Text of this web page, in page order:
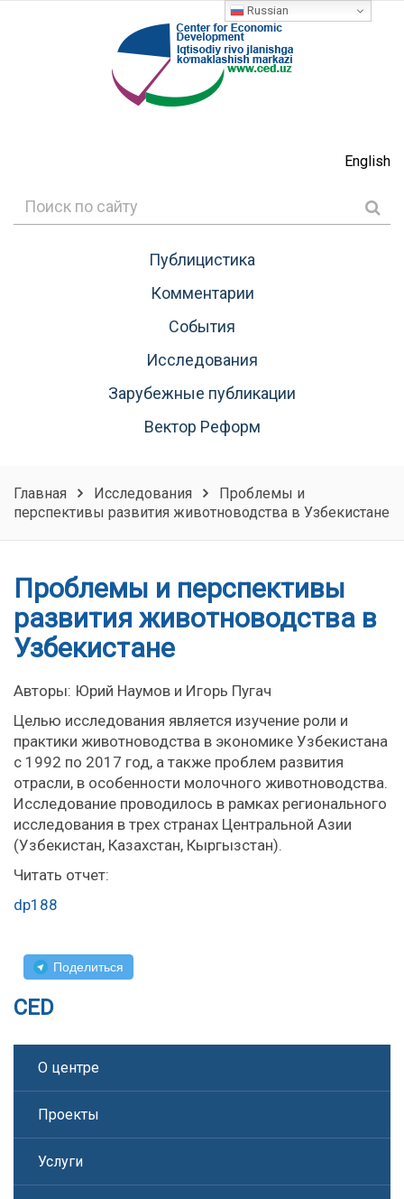
English
Публицистика
Комментарии
События
Исследования
Зарубежные публикации
Вектор Реформ
Главная Исследования
Проблемы и
перспективы развития животноводства в Узбекистане
Проблемы и перспективы
развития животноводства в
Узбекистане
Авторы: Юрий Наумов и Игорь Пугач
Целью исследования является изучение роли и
практики животноводства в экономике Узбекистана
с 1992 по 2017 год, а также проблем развития
отрасли, в особенности молочного животноводства.
Исследование проводилось в рамках регионального
исследования в трех странах Центральной Азии
(Узбекистан, Казахстан, Кыргызстан).
Читать отчет:
dp188
Поделиться
CED
О центре
Проекты
Услуги
Russian